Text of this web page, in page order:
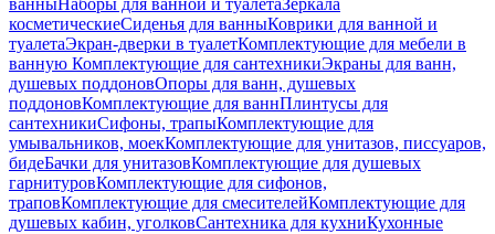
ванныНаборы для ванной и туалетаЗеркала
косметическиеСиденья для ванныКоврики для ванной и
туалетаЭкран-дверки в туалетКомплектующие для мебели в
ванную Комплектующие для сантехникиЭкраны для ванн,
душевых поддоновОпоры для ванн, душевых
поддоновКомплектующие для ваннПлинтусы для
сантехникиСифоны, трапыКомплектующие для
умывальников, моекКомплектующие для унитазов, писсуаров,
бидеБачки для унитазовКомплектующие для душевых
гарнитуровКомплектующие для сифонов,
траповКомплектующие для смесителейКомплектующие для
душевых кабин, уголковСантехника для кухниКухонные